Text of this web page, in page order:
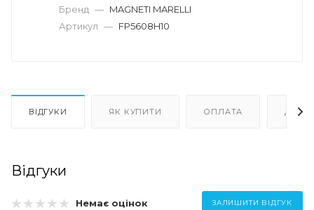
Бренд — MAGNETI MARELLI
Артикул — FP5608H10
ВІДГУКИ ЯК КУПИТИ ОПЛАТА
Відгуки
Немає оцінок ЗАЛИШИТИ ВІДГУК